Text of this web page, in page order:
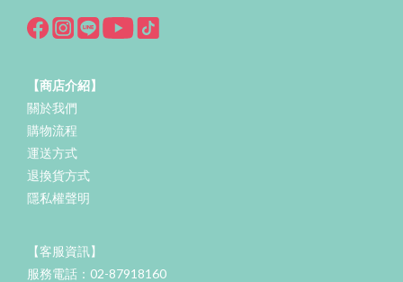
【商店介紹】
關於我們
購物流程
運送方式
退換貨方式
隱私權聲明
【客服資訊】
服務電話：02-87918160